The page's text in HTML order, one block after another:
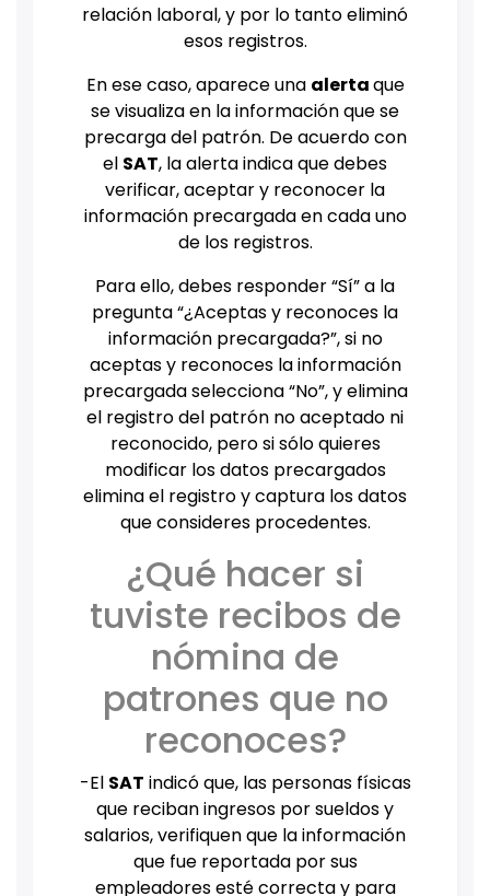
relación laboral, y por lo tanto eliminó
esos registros.
En ese caso,aparece una alertaque
se visualiza en la información que se
precarga del patrón. De acuerdo con
el SAT, la alerta indica que debes
verificar, aceptar y reconocer la
información precargada en cada uno
de los registros.
Para ello, debes responder “Sí” a la
pregunta “¿Aceptas y reconoces la
información precargada?”, si no
aceptas y reconoces la información
precargada selecciona “No”, y elimina
el registro del patrón no aceptado ni
reconocido, pero si sólo quieres
modificar los datos precargados
elimina el registro y captura los datos
que consideres procedentes.
¿Qué hacer si
tuviste recibos de
nómina de
patrones que no
reconoces?
-El SAT indicó que, las personas físicas
que reciban ingresos por sueldos y
salarios, verifiquen que la información
que fue reportada por sus
empleadores esté correcta y para